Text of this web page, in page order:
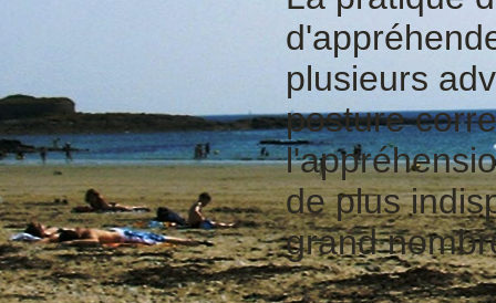
plusieurs
posture
de plus
grand